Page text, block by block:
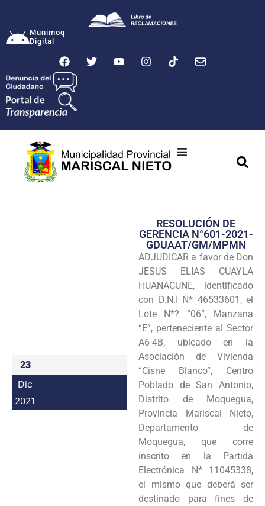
Munimoq
Digital
Transparencia
Seguridad
Programas
Intranet
23
Dic
2021
RESOLUCIÓN DE
GERENCIA N°601-2021-
GDUAAT/GM/MPMN
ADJUDICAR a favor de Don
JESUS ELIAS CUAYLA
HUANACUNE, identificado
con D.N.I N* 46533601, el
Lote N*? “06”, Manzana
“E”, perteneciente al Sector
A6-4B, ubicado en la
Asociación de Vivienda
“Cisne Blanco”, Centro
Poblado de San Antonio,
Distrito de Moquegua,
Provincia Mariscal Nieto,
Departamento de
Moquegua, que corre
inscrito en la Partida
Electrónica N* 11045338,
el mismo que deberá ser
destinado para fines de